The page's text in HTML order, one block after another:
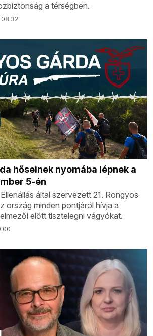
a térségben.
08:32
hőseinek nyomába lépnek a
5-én
által szervezett 21. Rongyos
ország minden pontjáról hívja a
előtt tisztelegni vágyókat.